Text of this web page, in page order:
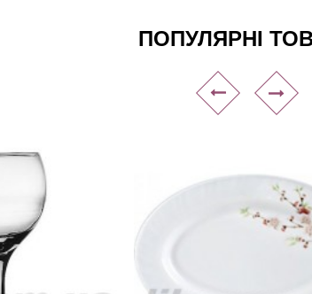
ПОПУЛЯРНІ